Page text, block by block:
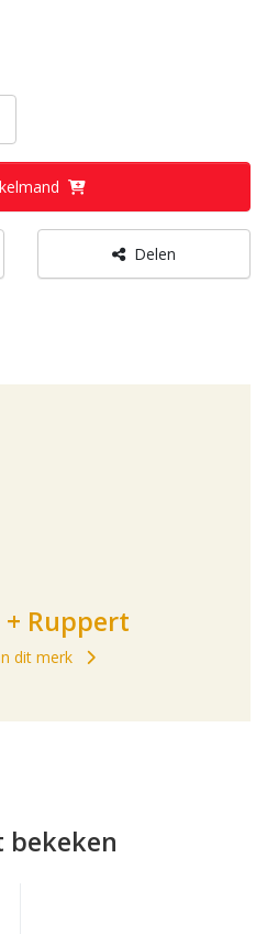
Delen
Ruppert
dit merk
bekeken